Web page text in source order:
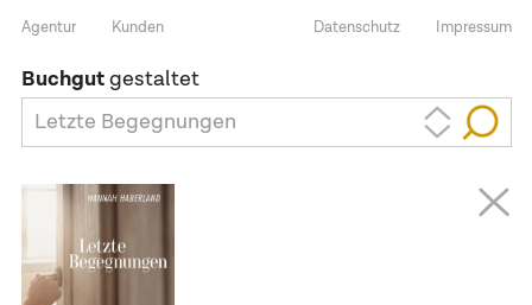
Agentur Kunden Impressum
Datenschutz
Buchgutgestaltet
Letzte Begegnungen